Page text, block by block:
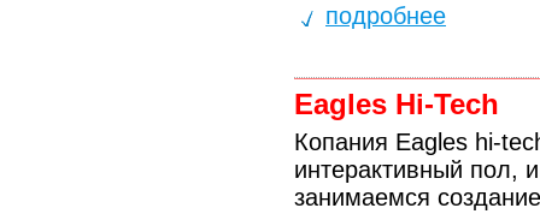
подробнее
Eagles Hi-Tech
Копания Eagles hi-
интерактивный пол,
занимаемся